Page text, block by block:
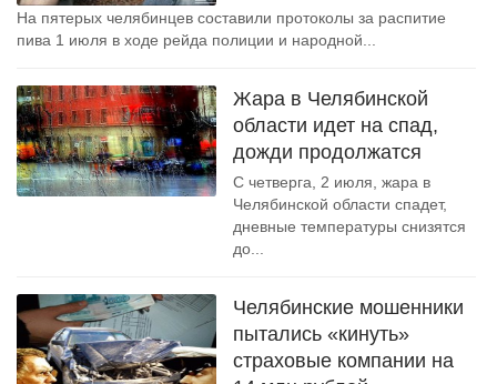
На пятерых челябинцев составили протоколы за распитие
пива 1 июля в ходе рейда полиции и народной...
Жара в Челябинской
области идет на спад,
дожди продолжатся
С четверга, 2 июля, жара в
Челябинской области спадет,
дневные температуры снизятся
до...
Челябинские мошенники
пытались «кинуть»
страховые компании на